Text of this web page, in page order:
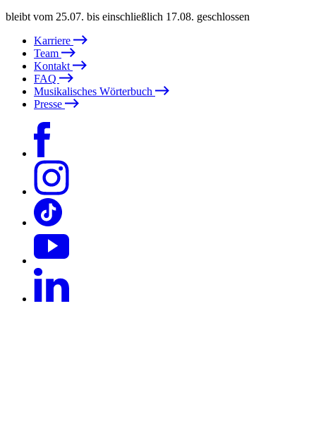
bleibt vom 25.07. bis einschließlich 17.08. geschlossen
Karriere
Team
Kontakt
FAQ
Musikalisches Wörterbuch
Presse